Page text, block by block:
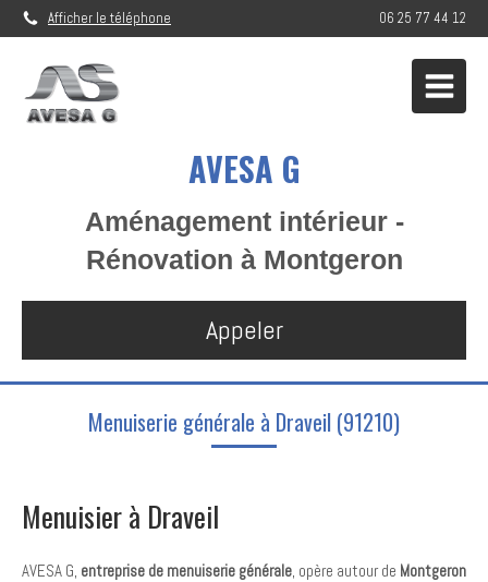
Afficher le téléphone 06 25 77 44 12
AVESA G
Aménagement intérieur -
Rénovation à Montgeron
Appeler
Menuiserie générale à Draveil (91210)
Menuisier à Draveil
AVESA G, entreprise de menuiserie générale, opère autour de Montgeron